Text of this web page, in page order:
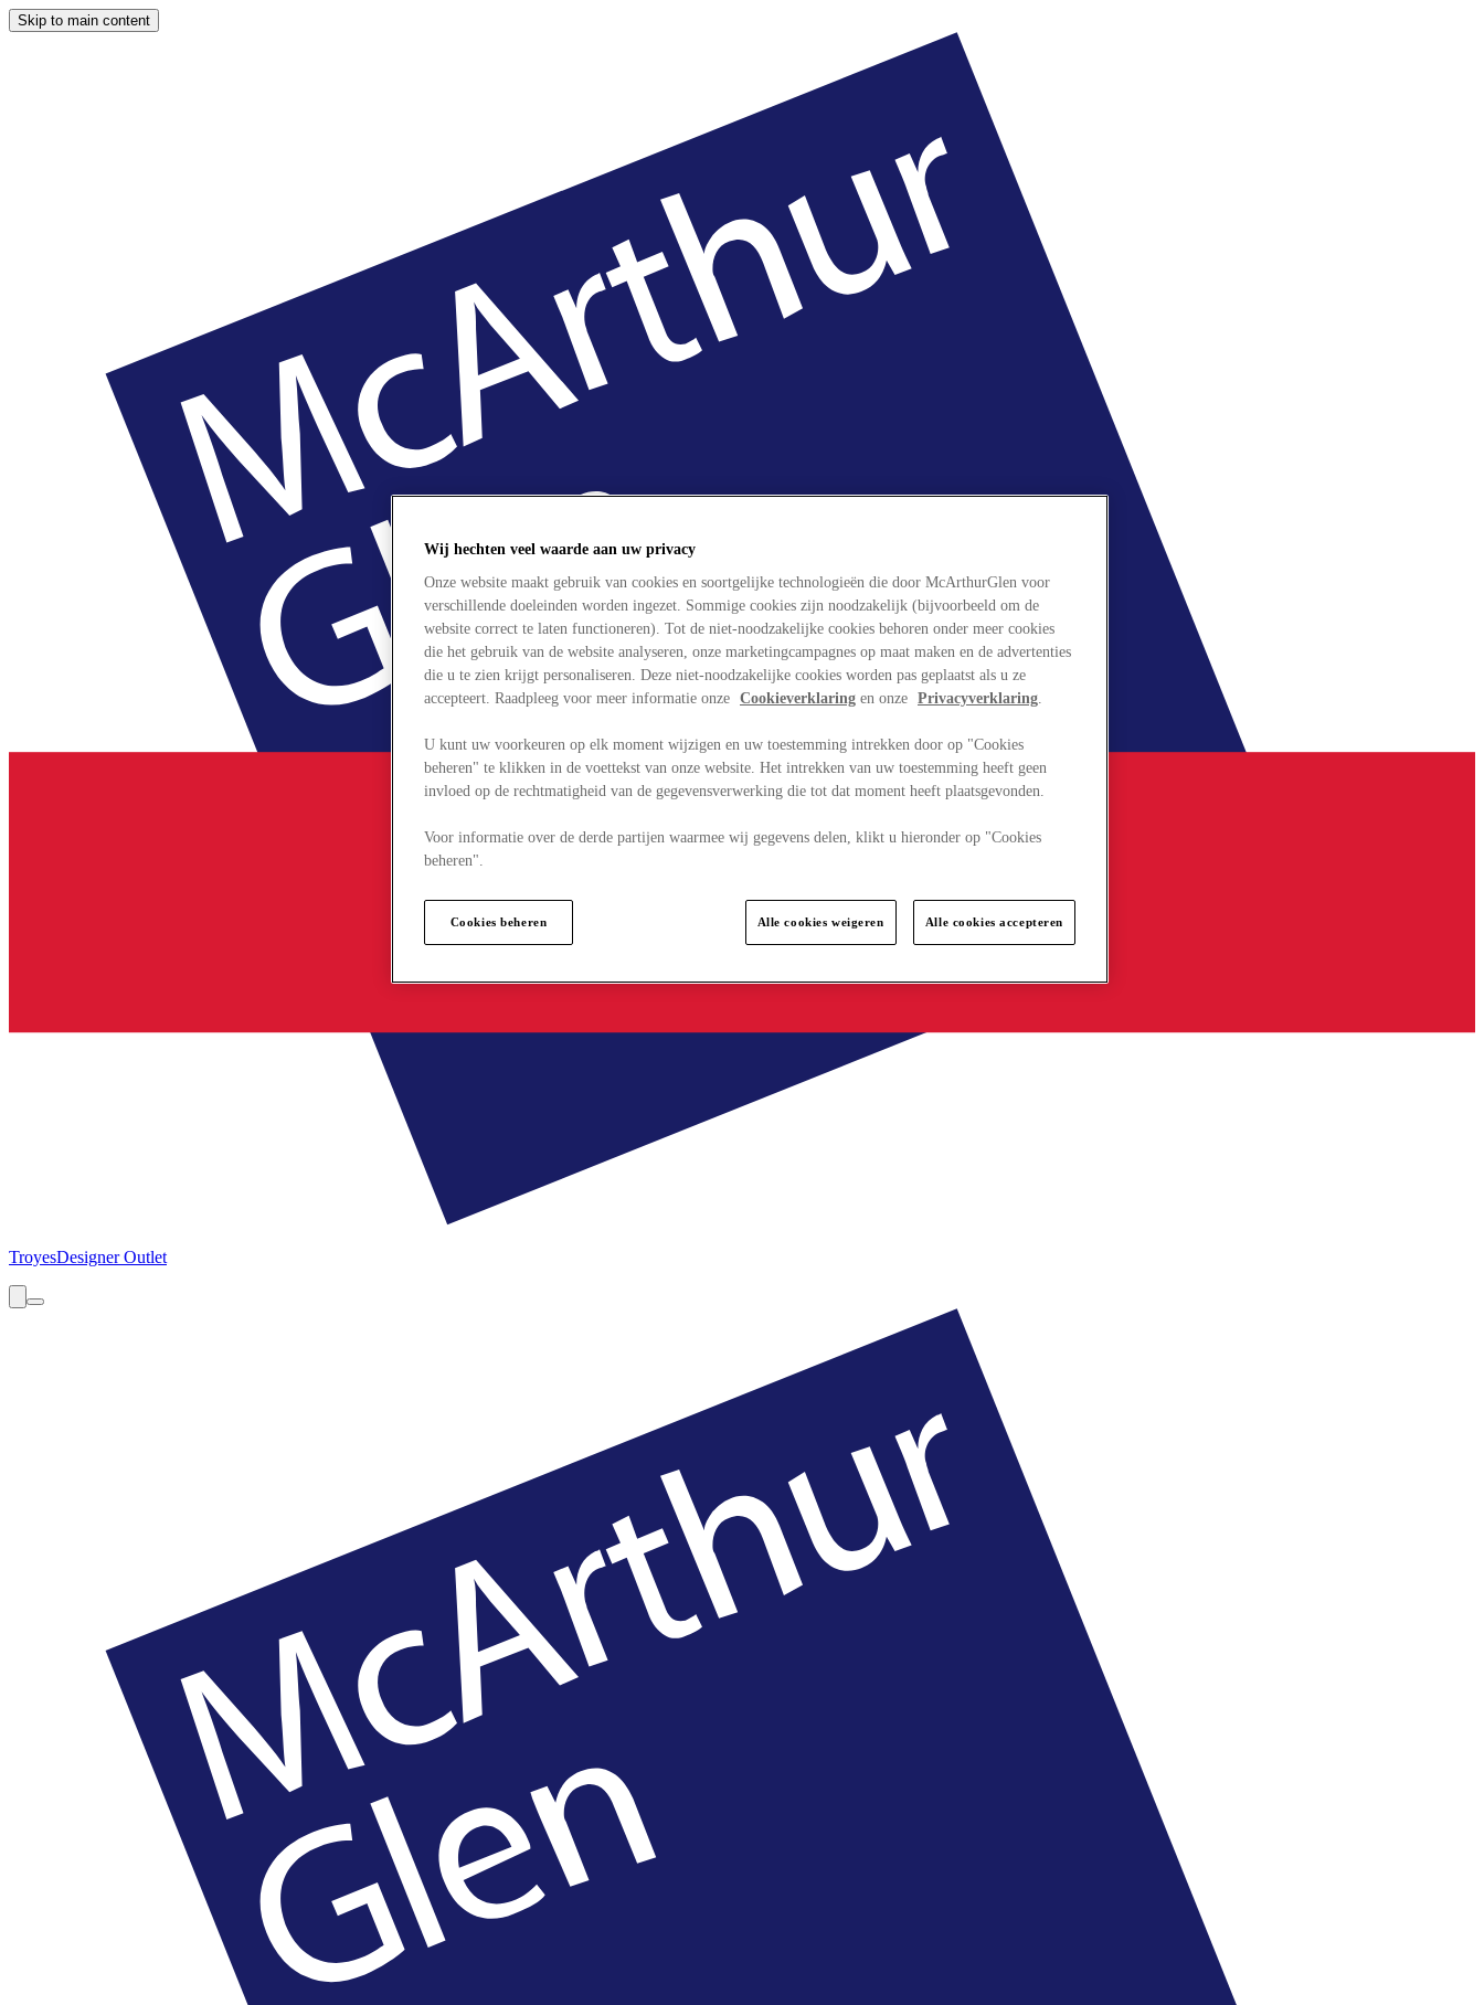
Skip to main content
TroyesDesigner Outlet
Wij hechten veel waarde aan uw privacy
Onze website maakt gebruik van cookies en soortgelijke technologieën die door McArthurGlen voor
verschillende doeleinden worden ingezet. Sommige cookies zijn noodzakelijk (bijvoorbeeld om de
website correct te laten functioneren). Tot de niet-noodzakelijke cookies behoren onder meer cookies
die het gebruik van de website analyseren, onze marketingcampagnes op maat maken en de advertenties
die u te zien krijgt personaliseren. Deze niet-noodzakelijke cookies worden pas geplaatst als u ze
accepteert. Raadpleeg voor meer informatie onze Cookieverklaring en onze Privacyverklaring.
U kunt uw voorkeuren op elk moment wijzigen en uw toestemming intrekken door op "Cookies
beheren" te klikken in de voettekst van onze website. Het intrekken van uw toestemming heeft geen
invloed op de rechtmatigheid van de gegevensverwerking die tot dat moment heeft plaatsgevonden.
Voor informatie over de derde partijen waarmee wij gegevens delen, klikt u hieronder op "Cookies
beheren".
Cookies beheren Alle cookies weigeren Alle cookies accepteren